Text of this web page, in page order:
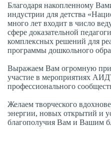
Благодаря накопленному
индустрии для детства
много лет входит в число
сфере доказательной
комплексных решений для
программы дошкольного
Выражаем Вам огромную
участие в мероприятиях
профессионального
Желаем творческого
энергии, новых открытий и
благополучия Вам и Вашим